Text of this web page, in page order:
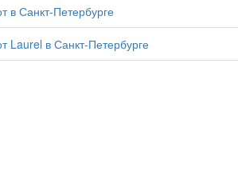
в Санкт-Петербурге
Laurel в Санкт-Петербурге